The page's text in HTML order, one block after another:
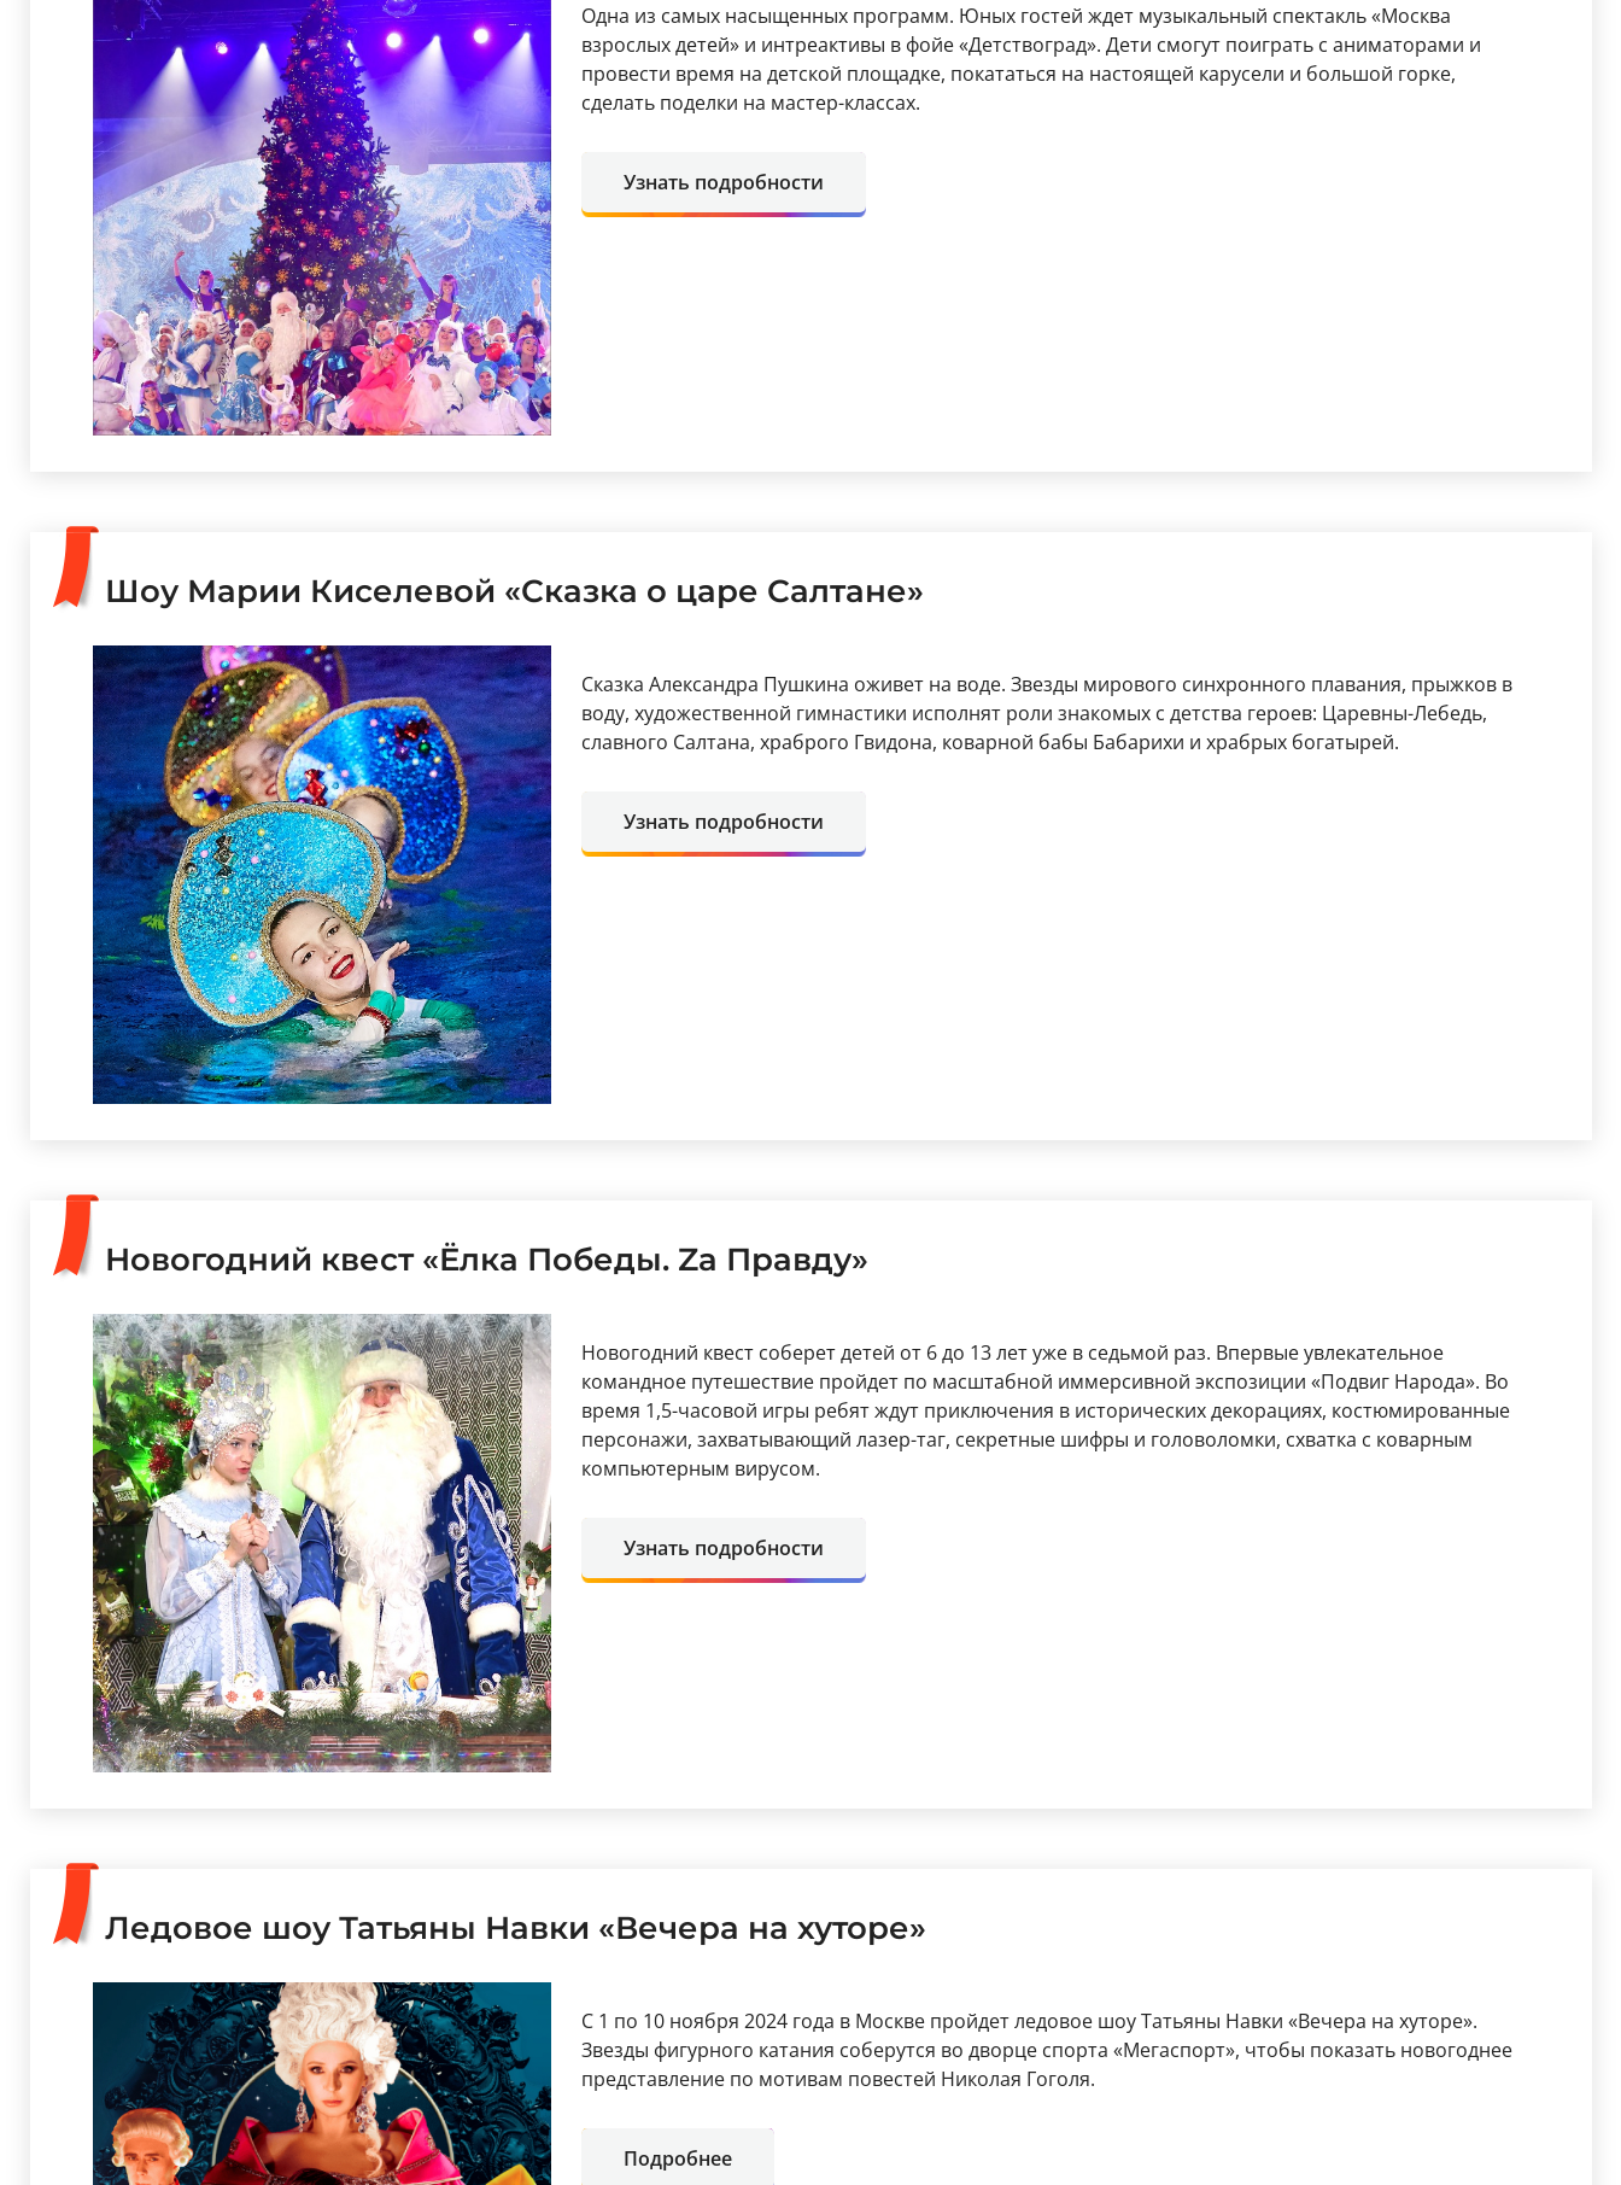
Одна из самых насыщенных программ. Юных гостей ждет музыкальный спектакль «Москва
взрослых детей» и интреактивы в фойе «Детствоград». Дети смогут поиграть с аниматорами и
провести время на детской площадке, покататься на настоящей карусели и большой горке,
сделать поделки на мастер-классах.
Узнать подробности
Шоу Марии Киселевой «Сказка о царе Салтане»
Сказка Александра Пушкина оживет на воде. Звезды мирового синхронного плавания, прыжков в
воду, художественной гимнастики исполнят роли знакомых с детства героев: Царевны-Лебедь,
славного Салтана, храброго Гвидона, коварной бабы Бабарихи и храбрых богатырей.
Узнать подробности
Новогодний квест «Ёлка Победы. Zа Правду»
Новогодний квест соберет детей от 6 до 13 лет уже в седьмой раз. Впервые увлекательное
командное путешествие пройдет по масштабной иммерсивной экспозиции «Подвиг Народа». Во
время 1,5-часовой игры ребят ждут приключения в исторических декорациях, костюмированные
персонажи, захватывающий лазер-таг, секретные шифры и головоломки, схватка с коварным
компьютерным вирусом.
Узнать подробности
Ледовое шоу Татьяны Навки «Вечера на хуторе»
С 1 по 10 ноября 2024 года в Москве пройдет ледовое шоу Татьяны Навки «Вечера на хуторе».
Звезды фигурного катания соберутся во дворце спорта «Мегаспорт», чтобы показать новогоднее
представление по мотивам повестей Николая Гоголя.
Подробнее